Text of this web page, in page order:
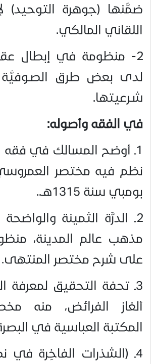
ضمَّنها (جوهرة التوحيد)
اللقاني المالكي.
2- منظومة في إبطال
لدى بعض طرق الصـوفيَّة
شـرعيتها.
في الفقه وأصوله:
1ـ أوضح المسالك في فقه
نظم فيه مختصر
بومبي سنة 1315هـ.
.
2ـ الدرَّة الثمينة
مذهب عالم المدينة،
على شرح مختصر المنتهى.
3ـ تحفة التحقيق
ألغاز الفرائض، منه
المكتبة العباسية في
4ـ (الشذرات الفاخِرة في